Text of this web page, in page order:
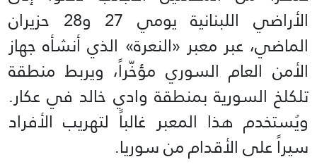
الأراضي اللبنانية يومي 27 و28 حزيران
الماضي، عبر معبر «النعرة» الذي أنشأه جهاز
الأمن العام السوري مؤخّراً، ويربط منطقة
تلكلخ السورية بمنطقة وادي خالد في عكار.
ويُستخدم هذا المعبر غالباً لتهريب الأفراد
سيراً على الأقدام من سوريا.